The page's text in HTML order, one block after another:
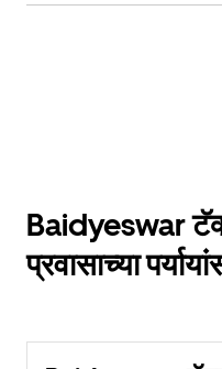
Baidyeswar
प्रवासाच्या